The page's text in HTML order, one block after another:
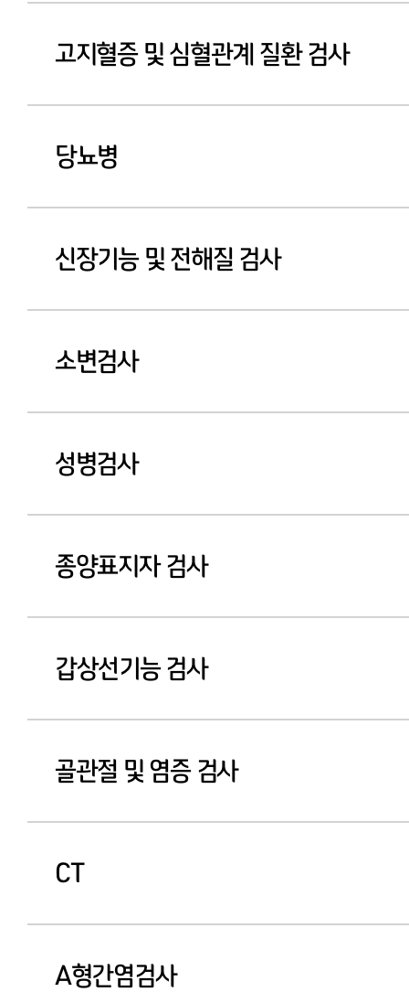
고지혈증 및 심혈관계 질환 검사
당뇨병
신장기능 및 전해질 검사
소변검사
성병검사
종양표지자 검사
갑상선기능 검사
골관절 및 염증 검사
CT
A형간염검사